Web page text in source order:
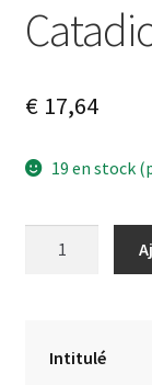
€17,64
19 en stock
Intitulé